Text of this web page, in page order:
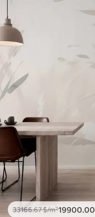
33166.67$/m²19900.00